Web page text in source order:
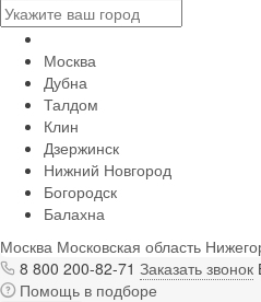
Москва
Дубна
Талдом
Клин
Дзержинск
Нижний Новгород
Богородск
Балахна
Москва Московская область
8 800 200-82-71 Заказать звонок
Помощь в подборе